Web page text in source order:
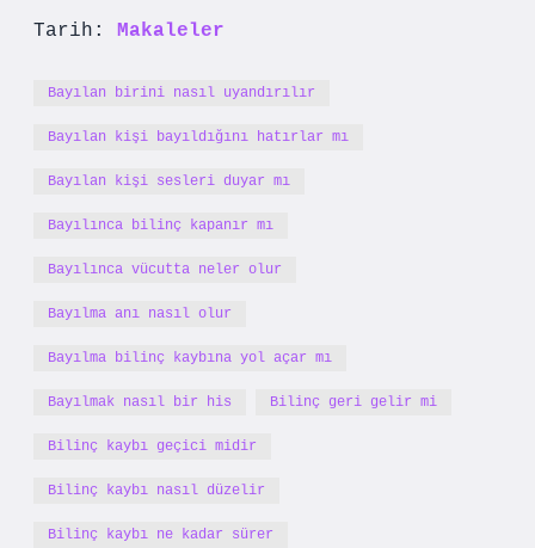
Tarih: Makaleler
Bayılan birini nasıl uyandırılır
Bayılan kişi bayıldığını hatırlar mı
Bayılan kişi sesleri duyar mı
Bayılınca bilinç kapanır mı
Bayılınca vücutta neler olur
Bayılma anı nasıl olur
Bayılma bilinç kaybına yol açar mı
Bayılmak nasıl bir his Bilinç geri gelir mi
Bilinç kaybı geçici midir
Bilinç kaybı nasıl düzelir
Bilinç kaybı ne kadar sürer